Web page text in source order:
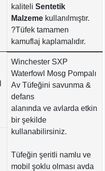
kaliteli Sentetik
Malzeme kullanılmıştır.
?Tüfek tamamen
kamuflaj kaplamalıdır.
Winchester SXP
Waterfowl Mosg Pompalı
Av Tüfeğini savunma &
defans
alanında ve avlarda etkin
bir şekilde
kullanabilirsiniz.
Tüfeğin şeritli namlu ve
mobil şoklu olması avda